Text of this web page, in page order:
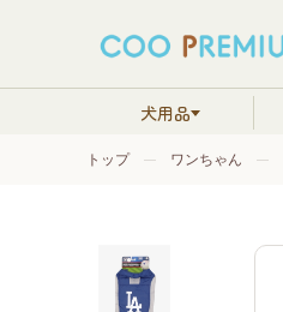
犬用品
トップ ワンちゃん